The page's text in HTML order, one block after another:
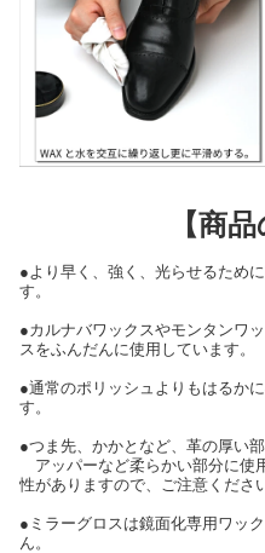
【商
●より早く、強く、光らせるため
す。
●カルナバワックスやモンタンワ
スをふんだんに使用しています。
●通常のポリッシュよりもはるか
す。
●つま先、かかとなど、革の厚い
アッパーなど柔らかい部分に使
性がありますので、ご注意くださ
●ミラーグロスは鏡面化専用ワッ
ん。